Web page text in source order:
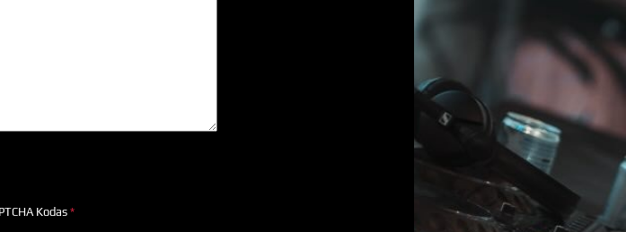
Kodas *